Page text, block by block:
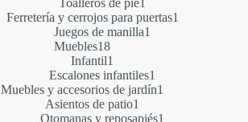
Toalleros de pie1
producto
Ferretería y cerrojos para puertas1
Juegos de manilla1
Muebles1818
productos
Infantil1
producto
Escalones infantiles1
producto
Muebles y accesorios de jardín1
Asientos de patio1
producto
Otomanas y reposapiés1